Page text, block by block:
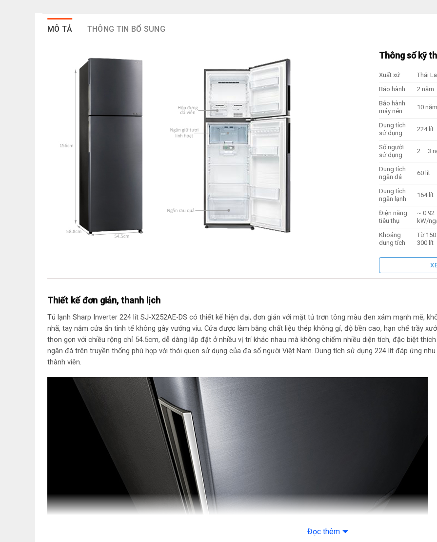
MÔ TẢ THÔNG TIN BỔ SUNG
Thông số kỹ
Xuất xứ
Thái
Bảo hành
2 năm
Bảo hành
máy nén
10 năm
Dung tích
sử dụng
224 lít
Số người
sử dụng
2 – 3
Dung tích
ngăn đá
60 lít
Dung tích
ngăn lạnh
164 lít
Điện năng
tiêu thụ
~ 0.92
kW/
Khoảng
dung tích
Từ
300 lít
Công nghệ
Tủ lạnh
Inverter
J-tech
làm lạnh
gián
Công nghệ
kháng
khuẩn, khử
mùi
Bộ khử
phân
Nano
Màu sắc
Đen
Năm ra
Thiết kế đơn giản, thanh lịch
Tủ lạnh Sharp Inverter 224 lít SJ-X252AE-DS có thiết kế hiện đại, đơn giản với mặt tủ trơn tông màu đen xám mạnh mẽ,
nhã, tay nắm cửa ẩn tinh tế không gây vướng víu. Cửa được làm bằng chất liệu thép không gỉ, độ bền cao, hạn chế trầy
thon gọn với chiều rộng chỉ 54.5cm, dễ dàng lắp đặt ở nhiều vị trí khác nhau mà không chiếm nhiều diện tích, đặc biệt
ngăn đá trên truyền thống phù hợp với thói quen sử dụng của đa số người Việt Nam. Dung tích sử dụng 224 lít đáp ứng
thành viên.
Đọc thêm